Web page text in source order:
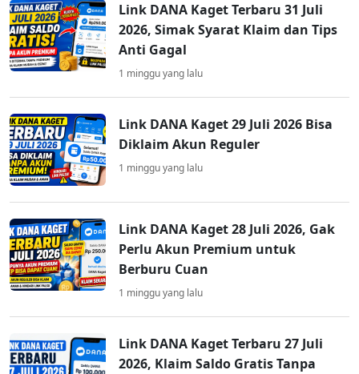
Link DANA Kaget Terbaru 31 Juli
2026, Simak Syarat Klaim dan Tips
Anti Gagal
1 minggu yang lalu
Link DANA Kaget 29 Juli 2026 Bisa
Diklaim Akun Reguler
1 minggu yang lalu
Link DANA Kaget 28 Juli 2026, Gak
Perlu Akun Premium untuk
Berburu Cuan
1 minggu yang lalu
Link DANA Kaget Terbaru 27 Juli
2026, Klaim Saldo Gratis Tanpa